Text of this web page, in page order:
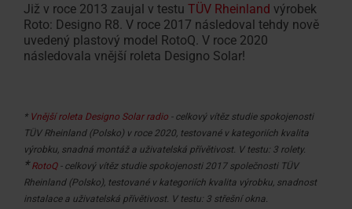
Již v roce 2013 zaujal v testu TÜV Rheinland výrobek
Roto: Designo R8. V roce 2017 následoval tehdy nově
uvedený plastový model RotoQ. V roce 2020
následovala vnější roleta Designo Solar!
* Vnější roleta Designo Solar radio - celkový vítěz studie spokojenosti
TÜV Rheinland (Polsko) v roce 2020, testované v kategoriích kvalita
výrobku, snadná montáž a uživatelská přívětivost. V testu: 3 rolety.
* RotoQ- celkový vítěz studie spokojenosti 2017 společnosti TÜV
Rheinland (Polsko), testované v kategoriích kvalita výrobku, snadnost
instalace a uživatelská přívětivost. V testu: 3 střešní okna.